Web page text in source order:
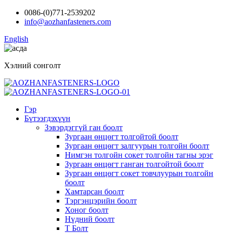
0086-(0)771-2539202
info@aozhanfasteners.com
English
Хэлний сонголт
Гэр
Бүтээгдэхүүн
Зэвэрдэггүй ган боолт
Зургаан өнцөгт толгойтой боолт
Зургаан өнцөгт залгуурын толгойн боолт
Нимгэн толгойн сокет толгойн тагны эрэг
Зургаан өнцөгт ганган толгойтой боолт
Зургаан өнцөгт сокет товчлуурын толгойн
боолт
Хамтарсан боолт
Тэргэнцэрийн боолт
Хоног боолт
Нүдний боолт
Т Болт